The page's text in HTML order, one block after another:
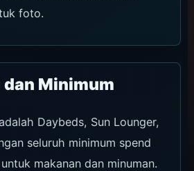
foto.
Minimum
Daybeds, Sun Lounger,
seluruh minimum spend
makanan dan minuman.